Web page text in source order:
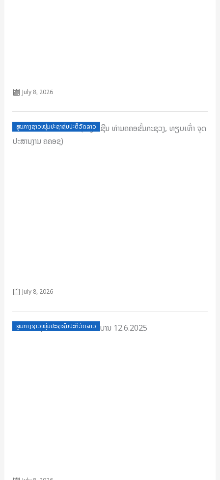
July 8, 2026
ສູນກາງຊາວໜຸ່ມປະຊາຊົນປະຕິວັດລາວ
Posted
on
July 8, 2026
ສູນກາງຊາວໜຸ່ມປະຊາຊົນປະຕິວັດລາວ
Posted
on